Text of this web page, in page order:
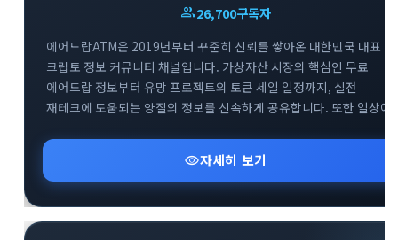
group26,700구독자
에어드랍ATM은 2019년부터 꾸준히 신뢰를 쌓아온 대한민국 대표
크립토 정보 커뮤니티 채널입니다. 가상자산 시장의 핵심인 무료
에어드랍 정보부터 유망 프로젝트의 토큰 세일 일정까지, 실전
재테크에 도움되는 양질의 정보를 신속하게 공유합니다. 또한 일상에
소개해 드립니다. 합리적이고 현명한 크립토 투자를 시작하고 싶다면
visibility자세히 보기